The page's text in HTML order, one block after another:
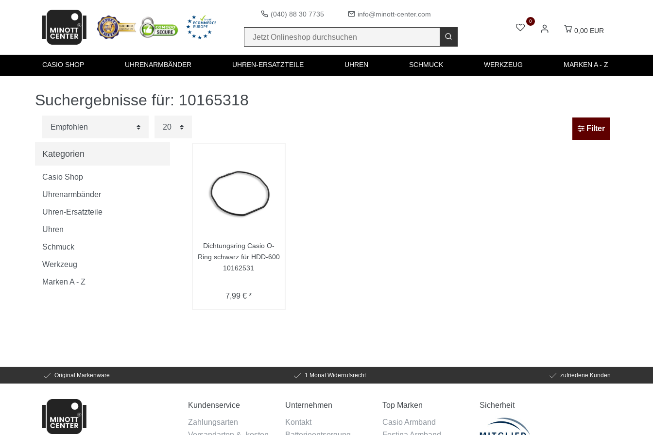
(040) 88 30 7735 info@minott-center.com
0
0,00 EUR
CASIO SHOP UHRENARMBÄNDER UHREN-ERSATZTEILE UHREN SCHMUCK WERKZEUG MARKEN A - Z
Suchergebnisse für: 10165318
Filter
Kategorien
Casio Shop
Uhrenarmbänder
Uhren-Ersatzteile
Uhren
Schmuck
Werkzeug
Marken A - Z
Dichtungsring Casio O-
Ring schwarz für HDD-600
10162531
7,99 € *
Original Markenware 1 Monat Widerrufsrecht zufriedene Kunden
Kundenservice
Zahlungsarten
Unternehmen
Kontakt
Top Marken
Casio Armband
Sicherheit